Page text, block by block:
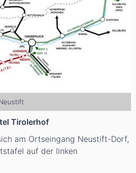
Tirolerhof
am Ortseingang Neustift-Dorf,
auf der linken